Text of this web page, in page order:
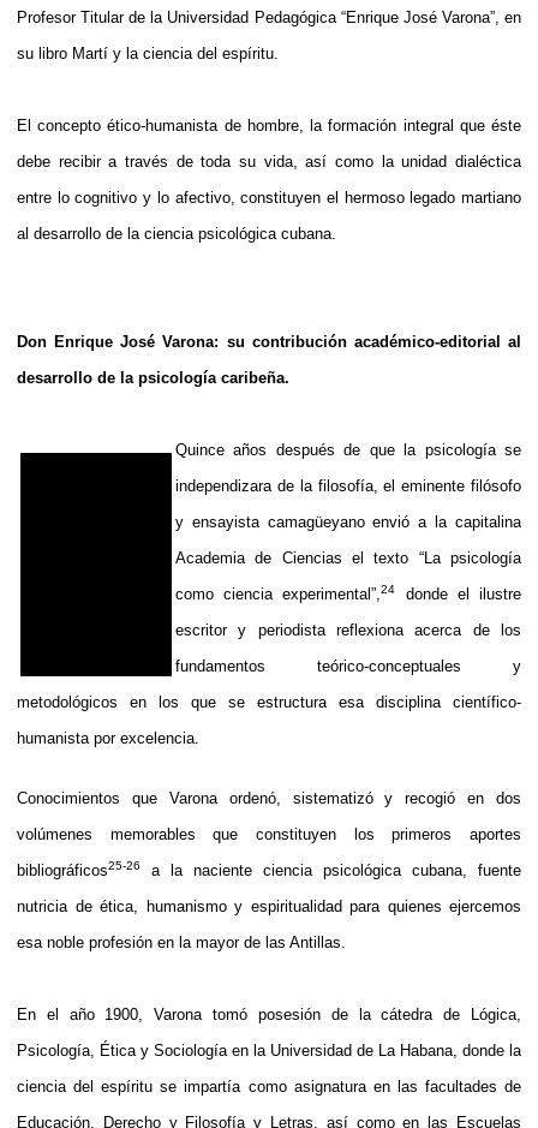
Profesor Titular de la Universidad Pedagógica “Enrique José Varona”, en
su libro Martí y la ciencia del espíritu.
El concepto ético-humanista de hombre, la formación integral que éste
debe recibir a través de toda su vida, así como la unidad dialéctica
entre lo cognitivo y lo afectivo, constituyen el hermoso legado martiano
al desarrollo de la ciencia psicológica cubana.
Don Enrique José Varona: su contribución académico-editorial al
desarrollo de la psicología caribeña.
Quince años después de que la psicología se
independizara de la filosofía, el eminente filósofo
y ensayista camagüeyano envió a la capitalina
Academia de Ciencias el texto “La psicología
como ciencia experimental”,24
donde el ilustre
escritor y periodista reflexiona acerca de los
fundamentos teórico-conceptuales y
metodológicos en los que se estructura esa disciplina científico-
humanista por excelencia.
Conocimientos que Varona ordenó, sistematizó y recogió en dos
volúmenes memorables que constituyen los primeros aportes
bibliográficos25-26
a la naciente ciencia psicológica cubana, fuente
nutricia de ética, humanismo y espiritualidad para quienes ejercemos
esa noble profesión en la mayor de las Antillas.
En el año 1900, Varona tomó posesión de la cátedra de Lógica,
Psicología, Ética y Sociología en la Universidad de La Habana, donde la
ciencia del espíritu se impartía como asignatura en las facultades de
Educación, Derecho y Filosofía y Letras, así como en las Escuelas